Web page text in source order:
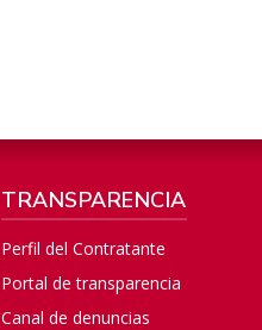
TRANSPARENCIA
Perfil del Contratante
Portal de transparencia
Canal de denuncias